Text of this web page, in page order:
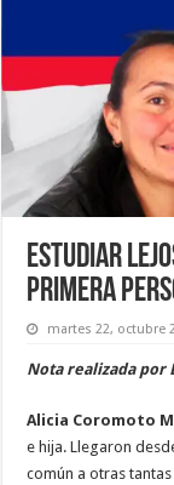
Estudiar
primera
martes 22, octubre
Nota realizada por
Alicia Coromoto
e hija. Llegaron
común a otras